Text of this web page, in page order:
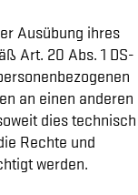
Ausübung ihres
Art. 20 Abs. 1 DS-
an einen anderen
dies technisch
Rechte und
werden.